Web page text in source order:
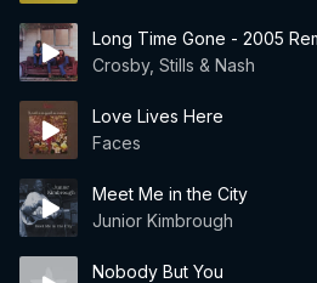
Long Time Gone - 2005
Crosby, Stills & Nash
Love Lives Here
Faces
Meet Me in the City
Junior Kimbrough
Nobody But You